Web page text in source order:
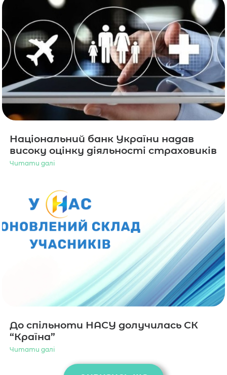
Національний банк України надав
високу оцінку діяльності страховиків
Читати далі
До спільноти НАСУ долучилась СК
“Країна”
Читати далі